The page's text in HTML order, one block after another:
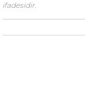
ifadesidir.